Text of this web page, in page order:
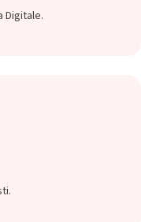
Digitale.